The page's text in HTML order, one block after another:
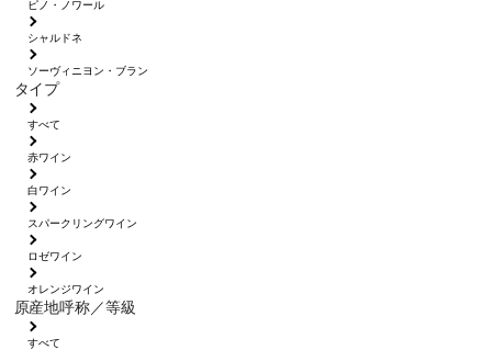
ピノ・ノワール
シャルドネ
ソーヴィニヨン・ブラン
タイプ
すべて
赤ワイン
白ワイン
スパークリングワイン
ロゼワイン
オレンジワイン
原産地呼称／等級
すべて